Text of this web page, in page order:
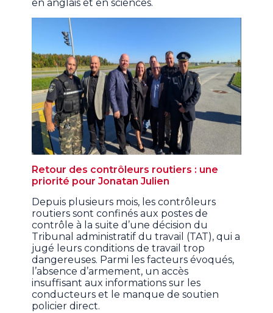
en anglais et en sciences.
Retour des contrôleurs routiers : une
priorité pour Jonatan Julien
Depuis plusieurs mois, les contrôleurs
routiers sont confinés aux postes de
contrôle à la suite d’une décision du
Tribunal administratif du travail (TAT), qui a
jugé leurs conditions de travail trop
dangereuses. Parmi les facteurs évoqués,
l’absence d’armement, un accès
insuffisant aux informations sur les
conducteurs et le manque de soutien
policier direct.